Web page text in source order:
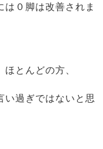
０脚は改善されま
とんどの方、
い過ぎではないと思